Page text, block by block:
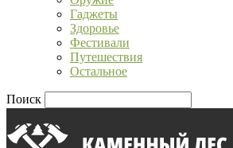
Гаджеты
Здоровье
Фестивали
Путешествия
Остальное
Поиск